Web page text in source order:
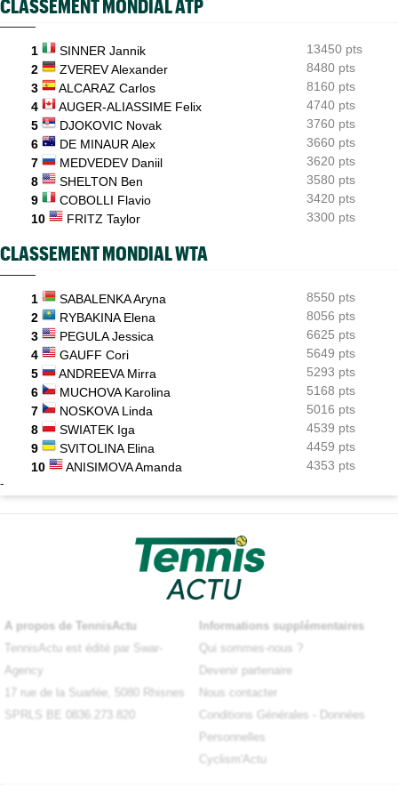
05/08
ATP - Montréal
Arthur Fils lâche un set mais s'en sort pour son "retour"
CLASSEMENT MONDIAL ATP
1 SINNER Jannik
13450 pts
2
ZVEREV Alexander
8480 pts
3
ALCARAZ Carlos
8160 pts
4
AUGER-ALIASSIME Felix
4740 pts
5
DJOKOVIC Novak
3760 pts
6
DE MINAUR Alex
3660 pts
7
MEDVEDEV Daniil
3620 pts
8
SHELTON Ben
3580 pts
9
COBOLLI Flavio
3420 pts
10
FRITZ Taylor 3300 pts
CLASSEMENT MONDIAL WTA
1 SABALENKA Aryna
8550 pts
2
RYBAKINA Elena
8056 pts
3
PEGULA Jessica
6625 pts
4
GAUFF Cori
5649 pts
5
ANDREEVA Mirra
5293 pts
6
MUCHOVA Karolina
5168 pts
7
NOSKOVA Linda
5016 pts
8
SWIATEK Iga
4539 pts
9
SVITOLINA Elina
4459 pts
10
ANISIMOVA Amanda 4353 pts
-
A propos de TennisActu
TennisActu est édité par Swar-
Agency
17 rue de la Suarlée, 5080 Rhisnes
SPRLS BE 0836.273.820
Informations supplémentaires
Qui sommes-nous ?
Devenir partenaire
Nous contacter
Conditions Générales
Données
Personnelles
Cyclism'Actu